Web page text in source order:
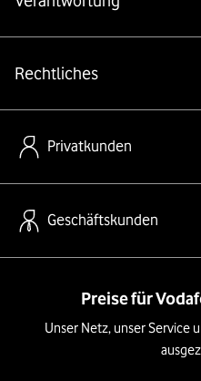
Rechtliches
Privatkunden
Geschäftskunden
Preise für
Unser Netz, unser Service